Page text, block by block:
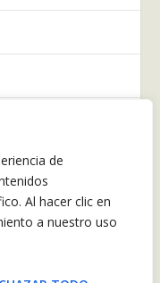
de
Al hacer clic en
a nuestro uso